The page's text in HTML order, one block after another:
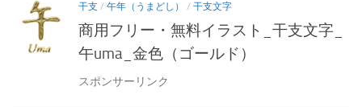
干支 / 午年（うまどし） / 干支文字
商用フリー・無料イラスト_干支文字_
午uma_金色（ゴールド）
スポンサーリンク